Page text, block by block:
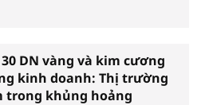
DN vàng và kim cương
kinh doanh: Thị trường
trong khủng hoảng